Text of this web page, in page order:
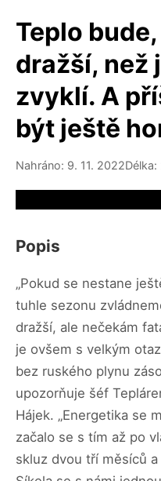
Teplo
dražší, než
zvyklí. A
být ještě
Nahráno: 9. 11. 2022Délka:
Popis
„Pokud se nestane
tuhle sezonu
dražší, ale nečekám
je ovšem s velkým
bez ruského plynu
upozorňuje šéf
Hájek. „Energetika se
začalo se s tím až po
skluz dvou tří měsíců